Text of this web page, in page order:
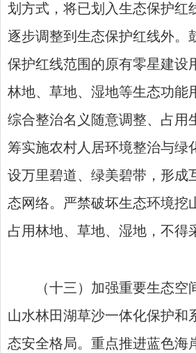
划方式，将已划入生态保护红
逐步调整到生态保护红线外。
保护红线范围的原有零星建设
林地、草地、湿地等生态功能
综合整治名义随意调整、占用
筹实施农村人居环境整治与绿
设万里碧道、绿美碧带，形成
态网络。严禁破坏生态环境挖
占用林地、草地、湿地，不得
（十三）加强重要生态空
山水林田湖草沙一体化保护和
态安全格局。重点推进蓝色海